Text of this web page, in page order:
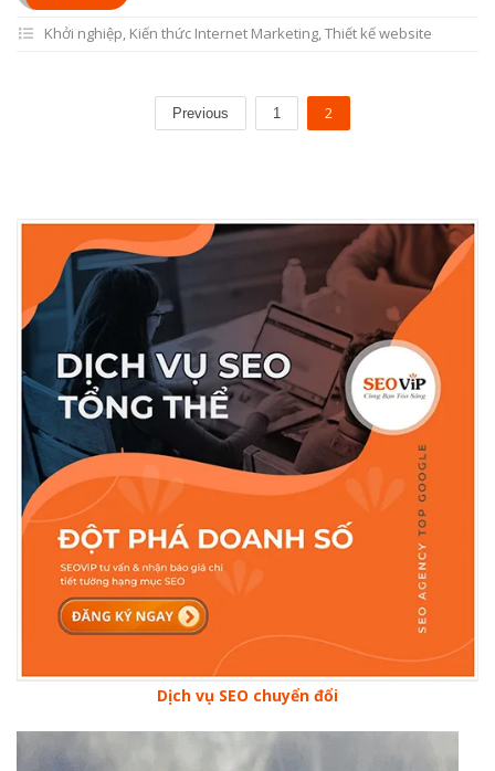
Khởi nghiệp, Kiến thức Internet Marketing,Thiết kế website
Previous 1 2
Dịch vụ SEO chuyển đổi